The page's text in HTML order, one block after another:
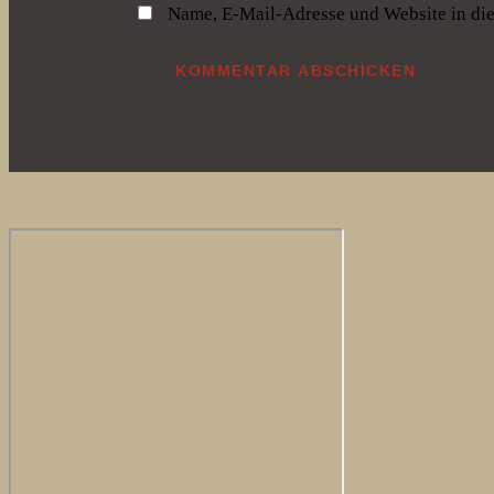
Name, E-Mail-Adresse und Website in